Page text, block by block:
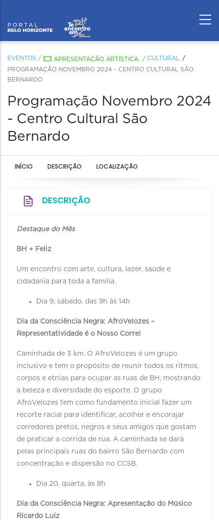
EVENTOS / APRESENTAÇÃO ARTÍSTICA / CULTURAL
PROGRAMAÇÃO NOVEMBRO 2024 - CENTRO CULTURAL SÃO
BERNARDO
Programação Novembro 2024
- Centro Cultural São
Bernardo
INÍCIO DESCRIÇÃO LOCALIZAÇÃO
DESCRIÇÃO
Destaque do Mês
BH + Feliz
Um encontro com arte, cultura, lazer, saúde e
cidadania para toda a família.
Dia 9, sábado, das 9h às 14h
Dia da Consciência Negra: AfroVelozes –
Representatividade é o Nosso Corre!
Caminhada de 3 km. O AfroVelozes é um grupo
inclusivo e tem o propósito de reunir todos os ritmos,
corpos e etnias para ocupar as ruas de BH, mostrando
a beleza e diversidade do esporte. O grupo
AfroVelozes tem como fundamento inicial fazer um
recorte racial para identificar, acolher e encorajar
corredores pretos, negros e seus amigos que gostam
de praticar a corrida de rua. A caminhada se dará
pelas principais ruas do bairro São Bernardo com
concentração e dispersão no CCSB.
Dia 20, quarta, às 8h
Dia da Consciência Negra: Apresentação do Músico
Ricardo Luiz